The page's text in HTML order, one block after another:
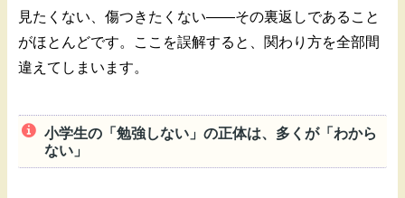
見たくない、傷つきたくない——その裏返しであること
がほとんどです。ここを誤解すると、関わり方を全部間
違えてしまいます。
小学生の「勉強しない」の正体は、多くが「わから
ない」